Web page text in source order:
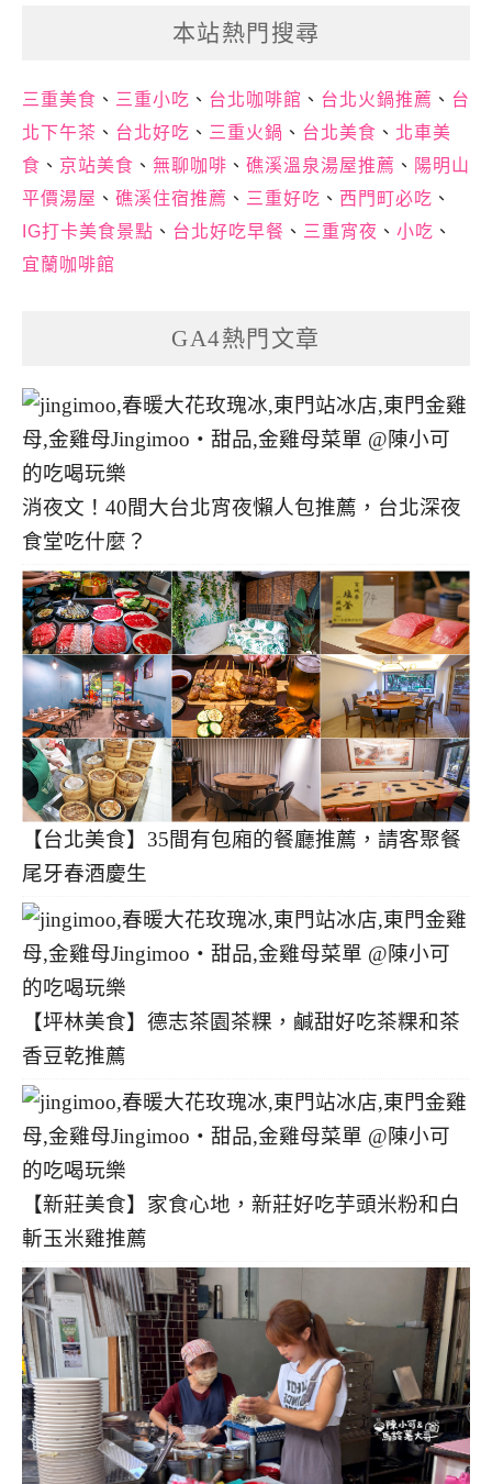
本站熱門搜尋
三重美食 、 三重小吃 、 台北咖啡館 、 台北火鍋推薦 、 台
北下午茶 、 台北好吃 、 三重火鍋 、 台北美食 、 北車美
食 、 京站美食 、 無聊咖啡 、 礁溪溫泉湯屋推薦 、 陽明山
平價湯屋 、 礁溪住宿推薦 、 三重好吃 、 西門町必吃 、
IG打卡美食景點 、 台北好吃早餐 、 三重宵夜 、 小吃 、
宜蘭咖啡館
GA4熱門文章
消夜文！40間大台北宵夜懶人包推薦，台北深夜
食堂吃什麼？
【台北美食】35間有包廂的餐廳推薦，請客聚餐
尾牙春酒慶生
【坪林美食】德志茶園茶粿，鹹甜好吃茶粿和茶
香豆乾推薦
【新莊美食】家食心地，新莊好吃芋頭米粉和白
斬玉米雞推薦